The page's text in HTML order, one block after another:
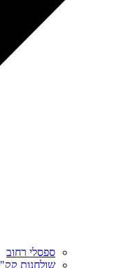
ספסלי רחוב
שולחנות קק"ל